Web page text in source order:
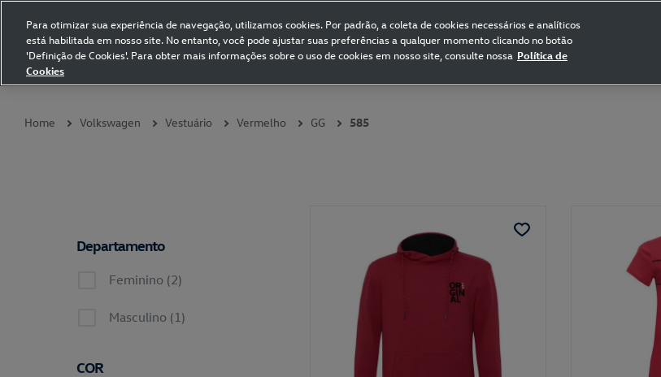
Volkswagen Collection
Coleções
Home Volkswagen Vestuário Vermelho GG 585
Departamento
Feminino (2)
Masculino (1)
COR
Para otimizar sua experiência de navegação, utilizamos cookies. Por padrão, a coleta de cookies necessários e analíticos
está habilitada em nosso site. No entanto, você pode ajustar suas preferências a qualquer momento clicando no botão
'Definição de Cookies'. Para obter mais informações sobre o uso de cookies em nosso site, consulte nossa Política de
Cookies